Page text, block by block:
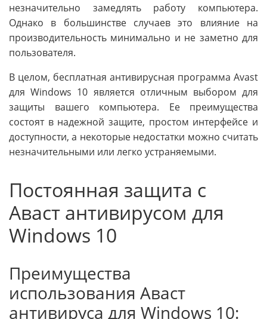
незначительно замедлять работу компьютера.
Однако в большинстве случаев это влияние на
производительность минимально и не заметно для
пользователя.
В целом, бесплатная антивирусная программа Avast
для Windows 10 является отличным выбором для
защиты вашего компьютера. Ее преимущества
состоят в надежной защите, простом интерфейсе и
доступности, а некоторые недостатки можно считать
незначительными или легко устраняемыми.
Постоянная защита с
Аваст антивирусом для
Windows 10
Преимущества
использования Аваст
антивируса для Windows 10: